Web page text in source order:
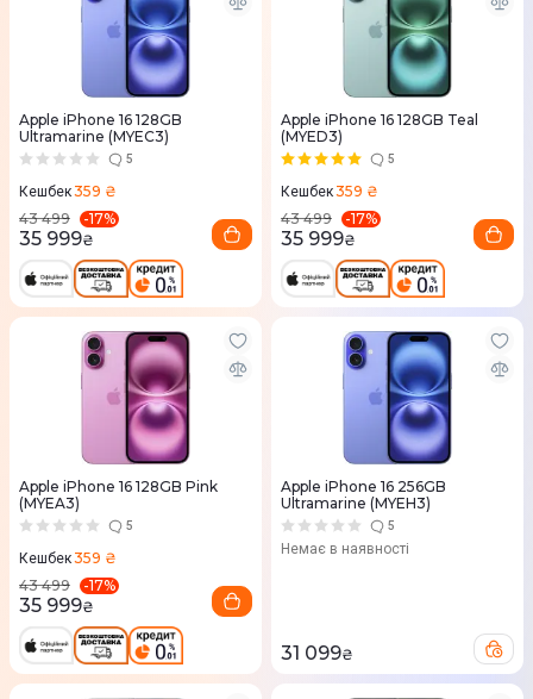
Apple iPhone 16 128GB
Ultramarine (MYEC3)
5
Кешбек359 ₴
43 499
-17%
35 999₴
Apple iPhone 16 128GB Teal
(MYED3)
5
Кешбек359 ₴
43 499
-17%
35 999₴
Apple iPhone 16 128GB Pink
(MYEA3)
5
Кешбек359 ₴
43 499
-17%
35 999₴
Apple iPhone 16 256GB
Ultramarine (MYEH3)
5
Немає в наявності
31 099₴